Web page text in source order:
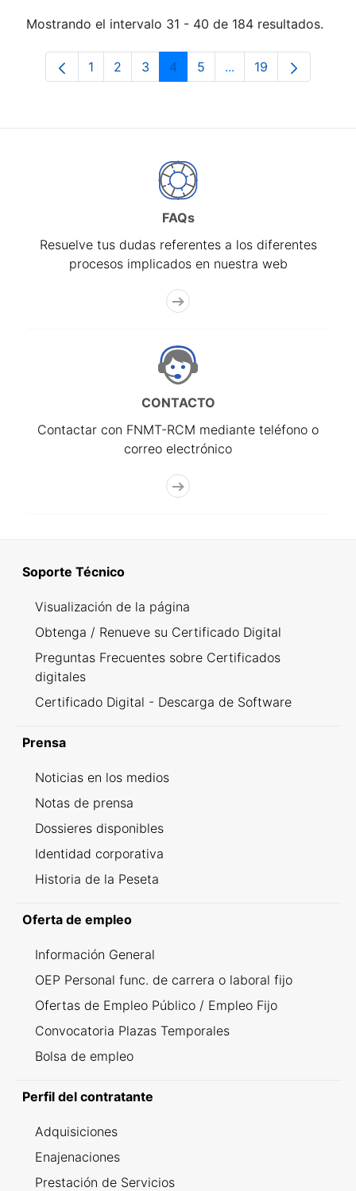
Mostrando el intervalo 31 - 40 de 184 resultados.
Página
1 Página
2 Página
3 Página
4 Página
5 ...Páginas intermedias
Página
19
FAQs
Resuelve tus dudas referentes a los diferentes
procesos implicados en nuestra web
CONTACTO
Contactar con FNMT-RCM mediante teléfono o
correo electrónico
Soporte Técnico
Visualización de la página
Obtenga / Renueve su Certificado Digital
Preguntas Frecuentes sobre Certificados
digitales
Certificado Digital - Descarga de Software
Prensa
Noticias en los medios
Notas de prensa
Dossieres disponibles
Identidad corporativa
Historia de la Peseta
Oferta de empleo
Información General
OEP Personal func. de carrera o laboral fijo
Ofertas de Empleo Público / Empleo Fijo
Convocatoria Plazas Temporales
Bolsa de empleo
Perfil del contratante
Adquisiciones
Enajenaciones
Prestación de Servicios